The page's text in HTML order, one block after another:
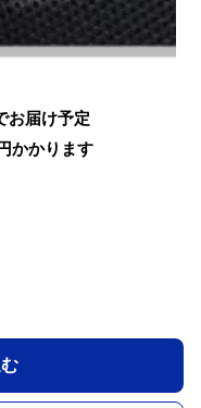
お届け予定
円かかります